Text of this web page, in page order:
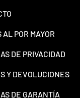
AL POR MAYOR
DE PRIVACIDAD
Y DEVOLUCIONES
DE GARANTÍA